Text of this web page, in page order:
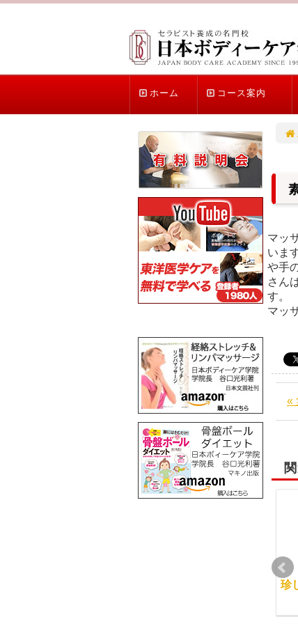
ホーム コース案内
マッ
いま
や手
さん
マッ
«
珍